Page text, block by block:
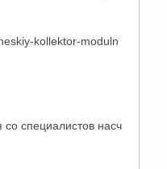
kollektor-moduln
специалистов насч